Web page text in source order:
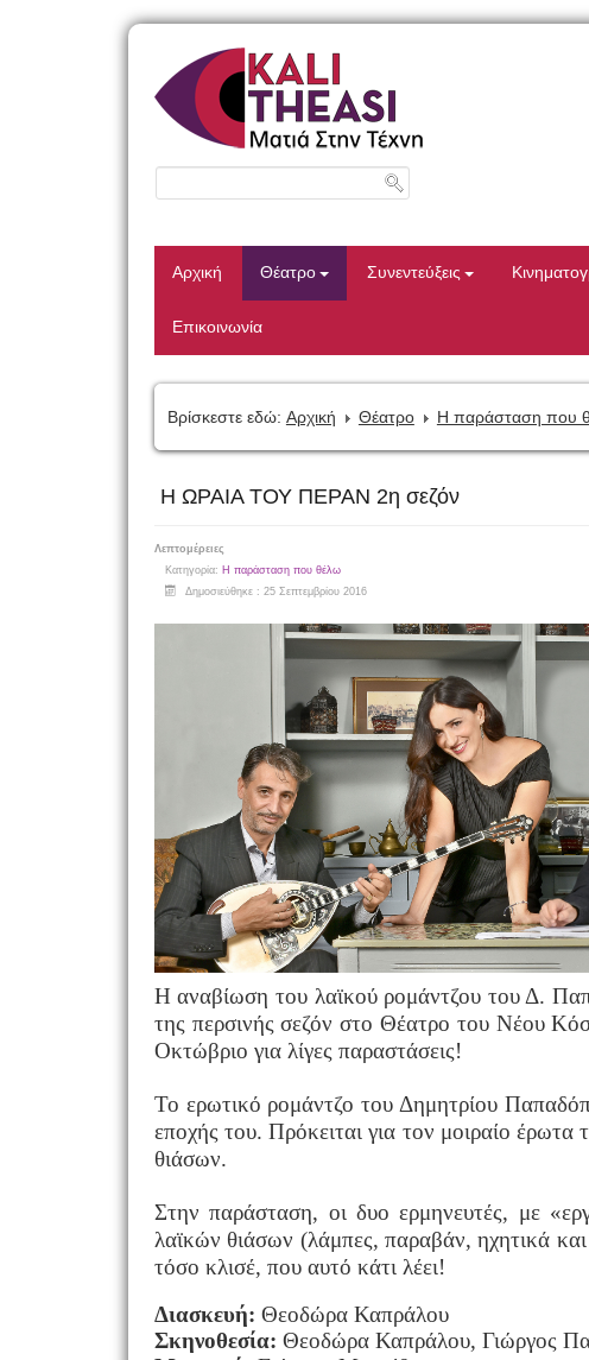
Αρχική Θέατρο Συνεντεύξεις
Επικοινωνία
Βρίσκεστε εδώ: Αρχική Θέατρο Η παράσταση που
Η ΩΡΑΙΑ ΤΟΥ ΠΕΡΑΝ 2η σεζόν
Λεπτομέρειες
Κατηγορία: Η παράσταση που θέλω
Δημοσιεύθηκε : 25 Σεπτεμβρίου 2016
Η αναβίωση του λαϊκού ρομάντζου του Δ.
της περσινής σεζόν στο Θέατρο του Νέου
Οκτώβριο για λίγες παραστάσεις!
Το ερωτικό ρομάντζο του Δημητρίου
εποχής του. Πρόκειται για τον μοιραίο έρωτα
θιάσων.
Στην παράσταση, οι δυο ερμηνευτές, με
λαϊκών θιάσων (λάμπες, παραβάν, ηχητικά
τόσο κλισέ, που αυτό κάτι λέει!
Διασκευή: Θεοδώρα Καπράλου
Σκηνοθεσία: Θεοδώρα Καπράλου, Γιώργος